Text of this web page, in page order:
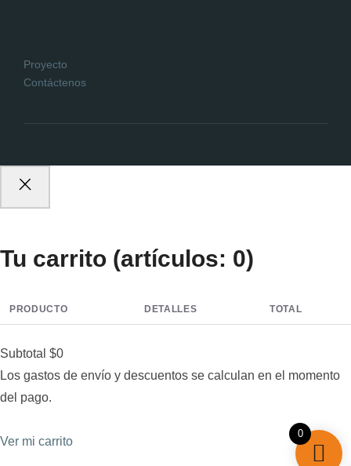
Proyecto
Contáctenos
0
Tu carrito (artículos: 0)
PRODUCTO DETALLES TOTAL
Subtotal $0
Los gastos de envío y descuentos se calculan en el momento
del pago.
Ver mi carrito